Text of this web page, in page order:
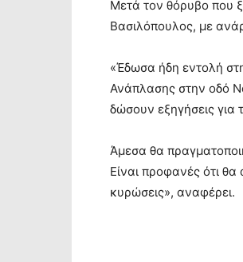
Μετά τον θόρυβο που
Βασιλόπουλος, με
«Έδωσα ήδη εντολή
Ανάπλασης στην οδό
δώσουν εξηγήσεις για
Άμεσα θα
Είναι προφανές ότι
κυρώσεις», αναφέρει.